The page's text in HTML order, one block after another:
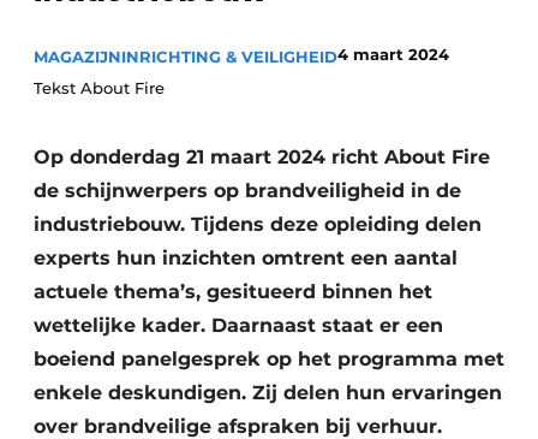
MAGAZIJNINRICHTING & VEILIGHEID4 maart 2024
Tekst About Fire
Op donderdag 21 maart 2024 richt About Fire
de schijnwerpers op brandveiligheid in de
industriebouw. Tijdens deze opleiding delen
experts hun inzichten omtrent een aantal
actuele thema’s, gesitueerd binnen het
wettelijke kader. Daarnaast staat er een
boeiend panelgesprek op het programma met
enkele deskundigen. Zij delen hun ervaringen
over brandveilige afspraken bij verhuur.